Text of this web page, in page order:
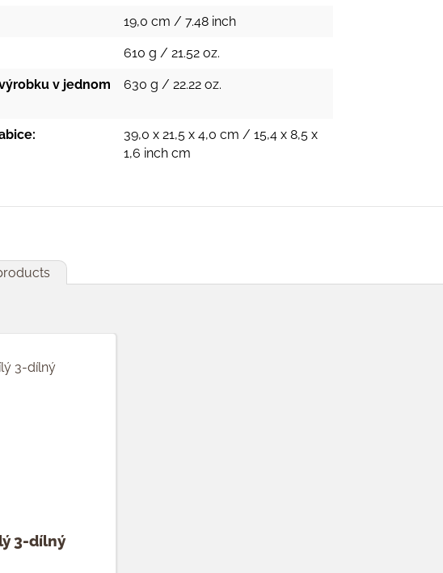
19,0 cm / 7.48 inch
610 g / 21.52 oz.
v jednom
630 g / 22.22 oz.
39,0 x 21,5 x 4,0 cm / 15,4 x 8,5 x
1,6 inch cm
3-dílný